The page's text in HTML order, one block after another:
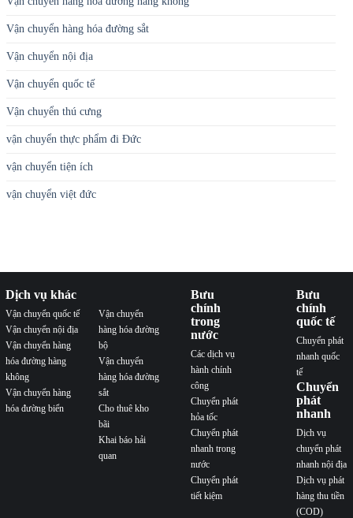
Vận chuyển hàng hóa đường sắt
Vận chuyển nội địa
Vận chuyển quốc tế
Vận chuyển thú cưng
vận chuyển thực phẩm đi Đức
vận chuyển tiện ích
vận chuyển việt đức
Dịch vụ khác
Vận chuyển quốc tế
Vận chuyển nội địa
Vận chuyển hàng
hóa đường hàng
không
Vận chuyển hàng
hóa đường biển
Vận chuyển
hàng hóa đường
bộ
Vận chuyển
hàng hóa đường
sắt
Cho thuê kho
bãi
Khai báo hải
quan
Bưu
chính
trong
nước
Các dịch vụ
hành chính
công
Chuyển phát
hỏa tốc
Chuyển phát
nhanh trong
nước
Chuyển phát
tiết kiệm
Bưu
chính
quốc tế
Chuyển phát
nhanh quốc
tế
Chuyển
phát
nhanh
Dịch vụ
chuyển phát
nhanh nội địa
Dịch vụ phát
hàng thu tiền
(COD)